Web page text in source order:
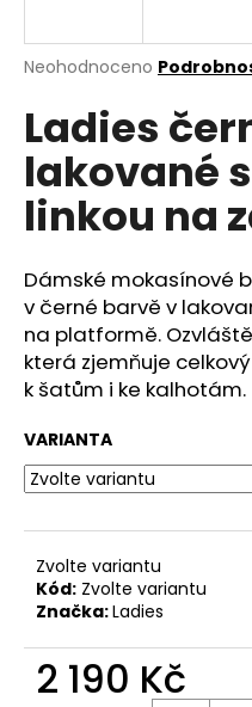
Průměrné
produktu
je
0,0
5
hvězdiček.
Neohodnoceno
Ladies
lakované
linkou na
Dámské mokasínové
v černé barvě v
na platformě.
která zjemňuje
k šatům i ke kalhotám.
VARIANTA
Zvolte variantu
Kód: Zvolte variantu
Značka:Ladies
2 190 Kč
j
t
?
D
o
p
o
r
č
u
e
m